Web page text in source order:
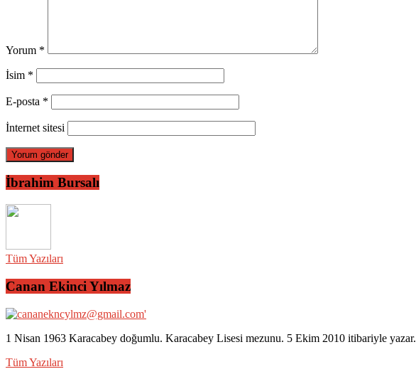
Yorum *
İsim *
E-posta *
İnternet sitesi
İbrahim Bursalı
Tüm Yazıları
Canan Ekinci Yılmaz
1 Nisan 1963 Karacabey doğumlu. Karacabey Lisesi mezunu. 5 Ekim 2010 itibariyle yazar.
Tüm Yazıları